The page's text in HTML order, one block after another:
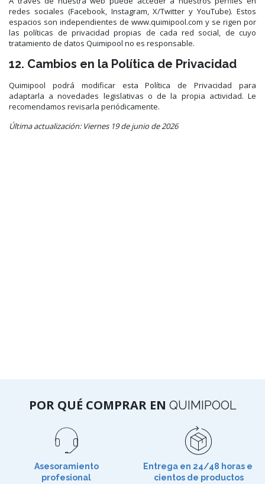
redes sociales (Facebook, Instagram, X/Twitter y YouTube). Estos
espacios son independientes de www.quimipool.com y se rigen por
las políticas de privacidad propias de cada red social, de cuyo
tratamiento de datos Quimipool no es responsable.
12. Cambios en la Política de Privacidad
Quimipool podrá modificar esta Política de Privacidad para
adaptarla a novedades legislativas o de la propia actividad. Le
recomendamos revisarla periódicamente.
Última actualización: Viernes 19 de junio de 2026
POR QUÉ COMPRAR EN QUIMIPOOL
Asesoramiento
profesional
Entrega en 24/48 horas e
cientos de productos